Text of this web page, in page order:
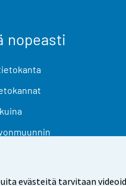
evästeitä tarvitaan
nopeasti